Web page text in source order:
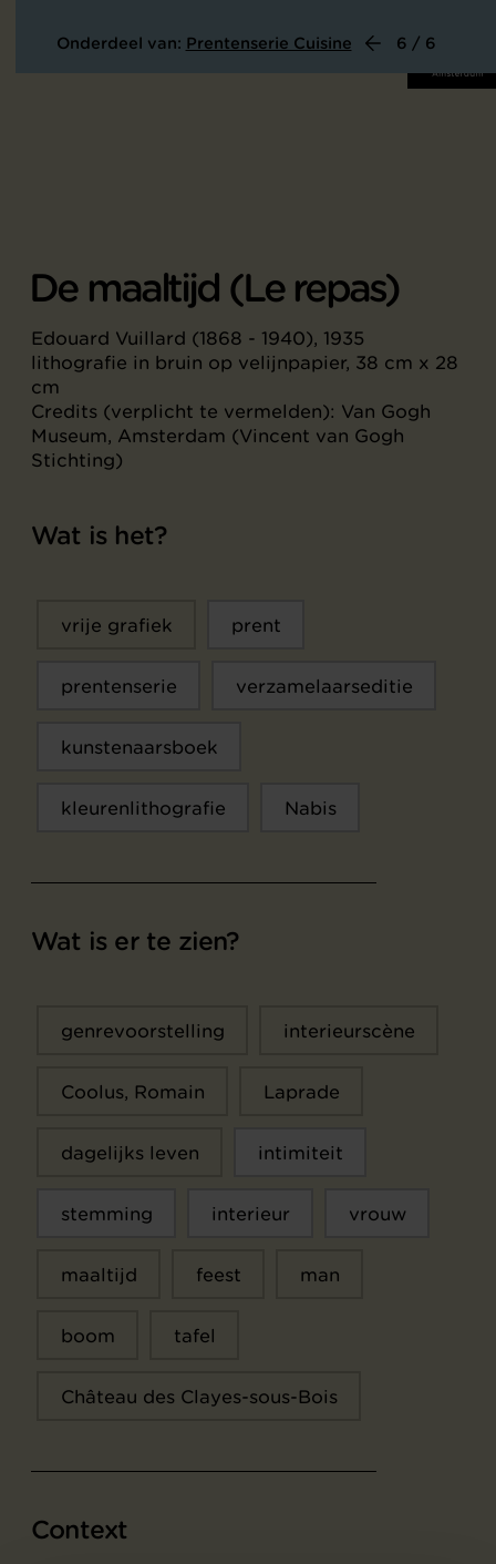
Onderdeel van: Prentenserie Cuisine 6 / 6
De maaltijd (Le repas)
Edouard Vuillard (1868 - 1940), 1935
lithografie in bruin op velijnpapier, 38 cm x 28
cm
Credits (verplicht te vermelden): Van Gogh
Museum, Amsterdam (Vincent van Gogh
Stichting)
Wat is het?
vrije grafiek prent
prentenserie verzamelaarseditie
kunstenaarsboek
kleurenlithografie Nabis
Wat is er te zien?
genrevoorstelling interieurscène
Coolus, Romain Laprade
dagelijks leven intimiteit
stemming interieur vrouw
maaltijd feest man
boom tafel
Château des Clayes-sous-Bois
Context